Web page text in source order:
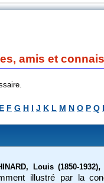
amis et
E F G H I J K L M N O P Q
Louis (1850-1932),
illustré par la